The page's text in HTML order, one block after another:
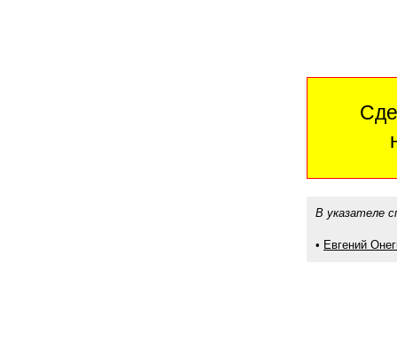
В указателе
• Евгений